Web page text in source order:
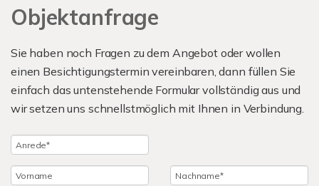
Objektanfrage
Sie haben noch Fragen zu dem Angebot oder wollen
einen Besichtigungstermin vereinbaren, dann füllen Sie
einfach das untenstehende Formular vollständig aus und
wir setzen uns schnellstmöglich mit Ihnen in Verbindung.